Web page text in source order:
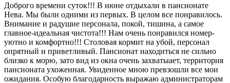
Доброго времени суток!!! В июне отдыхали в пансионате
Нева. Мы были одними из первых. В целом все понравилось.
Внимание и радушие персонала, покой, тишина, а самое
главное-идеальная чистота!!! Нам очень понравился номер-
уютно и комфортно!!! Столовая кормит на убой, персонал
опрятный и приветливый. Пансионат находиться не сильно
близко к морю, зато вид из окна очень захватыает, территория
пансионата ухоженная. Увиденное мною превзошли все мои
ожидания. Особую благодарность выражаю администраторам